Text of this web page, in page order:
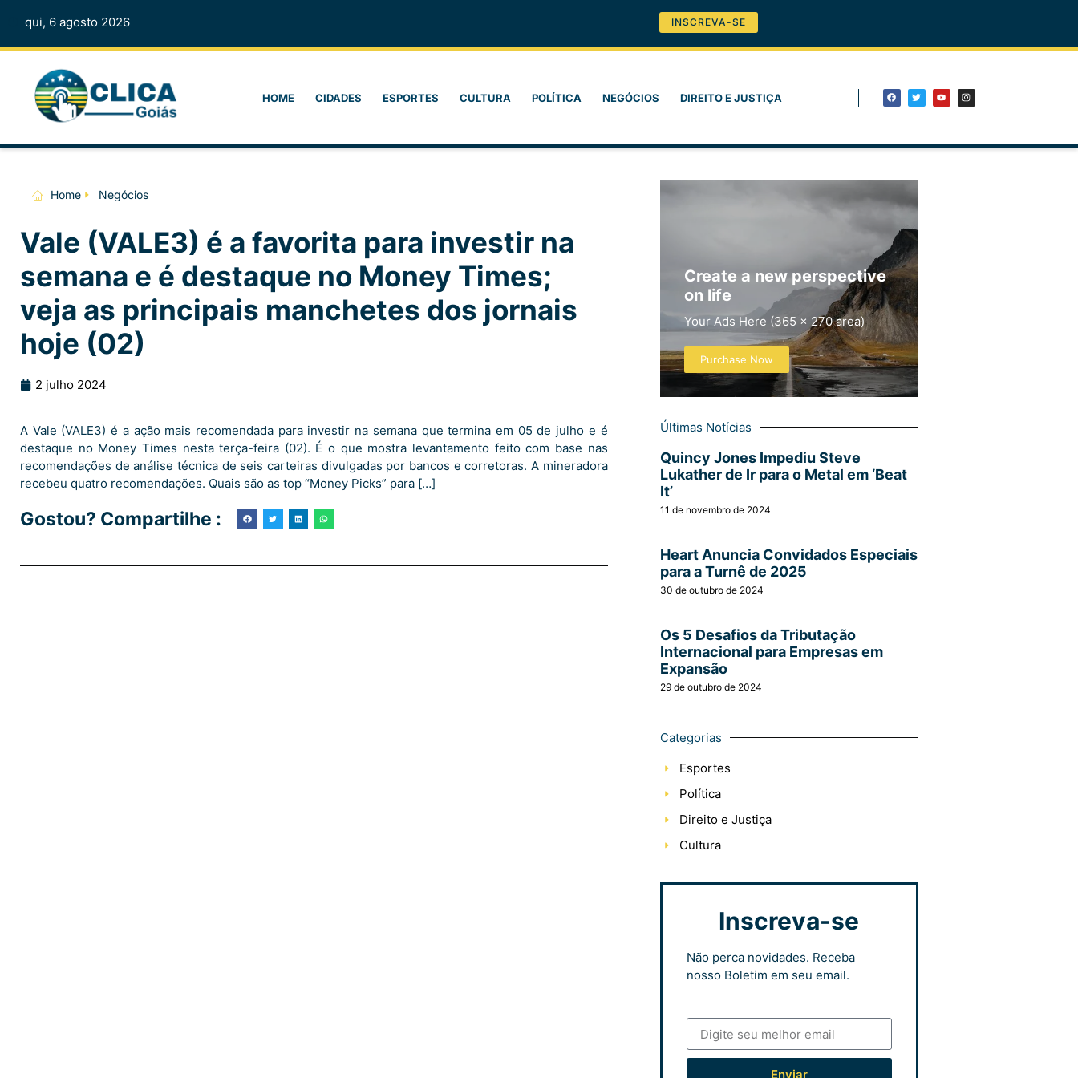
qui, 6 agosto 2026 INSCREVA-SE
HOME CIDADES ESPORTES CULTURA POLÍTICA NEGÓCIOS DIREITO E JUSTIÇA
Home Negócios
Vale (VALE3) é a favorita para investir na
semana e é destaque no Money Times;
veja as principais manchetes dos jornais
hoje (02)
2 julho 2024
A Vale (VALE3) é a ação mais recomendada para investir na semana que termina em 05 de julho e é
destaque no Money Times nesta terça-feira (02). É o que mostra levantamento feito com base nas
recomendações de análise técnica de seis carteiras divulgadas por bancos e corretoras. A mineradora
recebeu quatro recomendações. Quais são as top “Money Picks” para […]
Gostou? Compartilhe :
Create a new perspective
on life
Your Ads Here (365 x 270 area)
Purchase Now
Últimas Notícias
Quincy Jones Impediu Steve
Lukather de Ir para o Metal em ‘Beat
It’
11 de novembro de 2024
Heart Anuncia Convidados Especiais
para a Turnê de 2025
30 de outubro de 2024
Os 5 Desafios da Tributação
Internacional para Empresas em
Expansão
29 de outubro de 2024
Categorias
Esportes
Política
Direito e Justiça
Cultura
Inscreva-se
Não perca novidades. Receba
nosso Boletim em seu email.
Enviar